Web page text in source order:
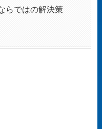
らではの解決策